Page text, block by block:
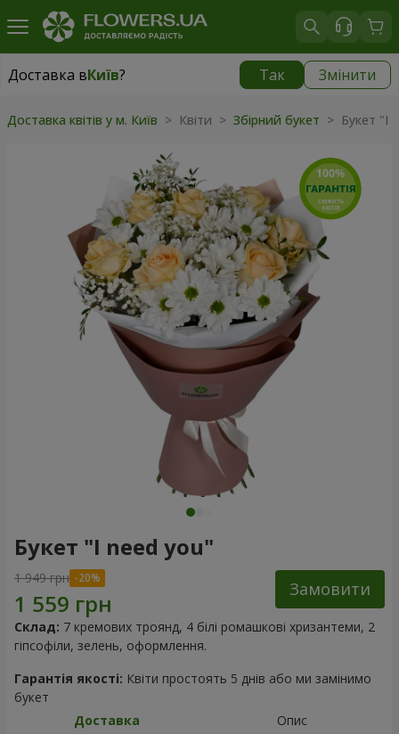
Доставка вКиїв? Так Змінити
Доставка вКиїв
Доставка квітів у м. Київ > Квіти > Збірний букет > Букет "I
Букет "I need you"
1 949 грн
Замовити
Склад: 7 кремових троянд, 4 білі ромашкові хризантеми, 2
гіпсофіли, зелень, оформлення.
Гарантія якості: Квіти простоять 5 днів або ми замінимо
букет
Доставка
Опис